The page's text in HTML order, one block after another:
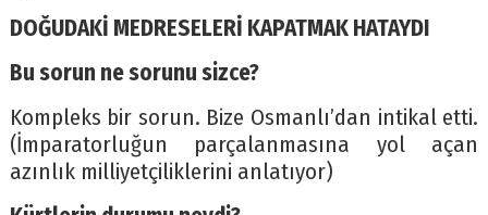
DOĞUDAKİ MEDRESELERİ KAPATMAK HATAYDI
Bu sorun ne sorunu sizce?
Kompleks bir sorun. Bize Osmanlı’dan intikal etti.
(İmparatorluğun parçalanmasına yol açan
azınlık milliyetçiliklerini anlatıyor)